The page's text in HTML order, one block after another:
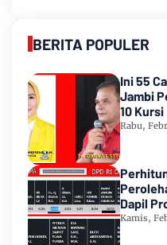
BERITA POPULER
Ini 55
Jambi
10 Kursi
Rabu,
Dapil
Urutan
Kamis,